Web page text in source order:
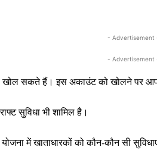
- Advertisement
- Advertisement
खोल सकते हैं। इस अकाउंट को खोलने पर
सुविधा भी शामिल है।
में खाताधारकों को कौन-कौन सी